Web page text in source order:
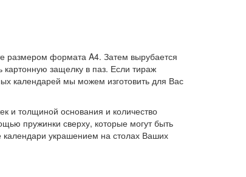
размером формата A4. Затем вырубается
картонную защелку в паз. Если тираж
календарей мы можем изготовить для Вас
и толщиной основания и количество
пружинки сверху, которые могут быть
календари украшением на столах Ваших